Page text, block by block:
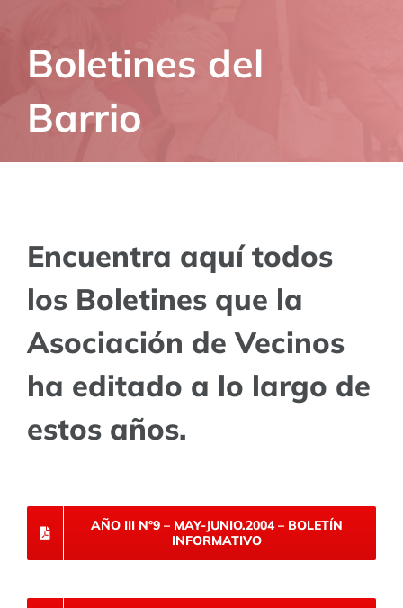
Boletines del
Barrio
Encuentra aquí todos
los Boletines que la
Asociación de Vecinos
ha editado a lo largo de
estos años.
AÑO III Nº9 – MAY-JUNIO.2004 – BOLETÍN
INFORMATIVO